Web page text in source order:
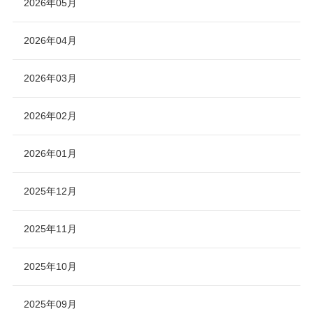
2026年05月
2026年04月
2026年03月
2026年02月
2026年01月
2025年12月
2025年11月
2025年10月
2025年09月